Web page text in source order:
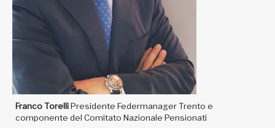
Franco TorelliPresidente Federmanager Trento e
componente del Comitato Nazionale Pensionati